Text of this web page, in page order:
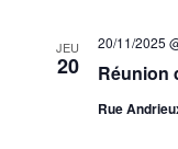
JEU
20 Réunion
20/11/2025
Rue